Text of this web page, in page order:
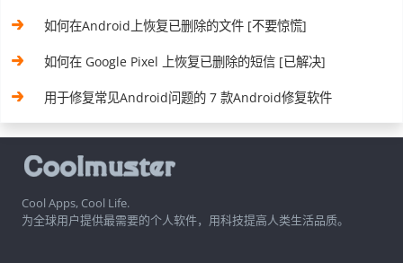
如何在Android上恢复已删除的文件 [不要惊慌]
如何在 Google Pixel 上恢复已删除的短信 [已解决]
用于修复常见Android问题的 7 款Android修复软件
Cool Apps, Cool Life.
为全球用户提供最需要的个人软件，用科技提高人类生活品质。